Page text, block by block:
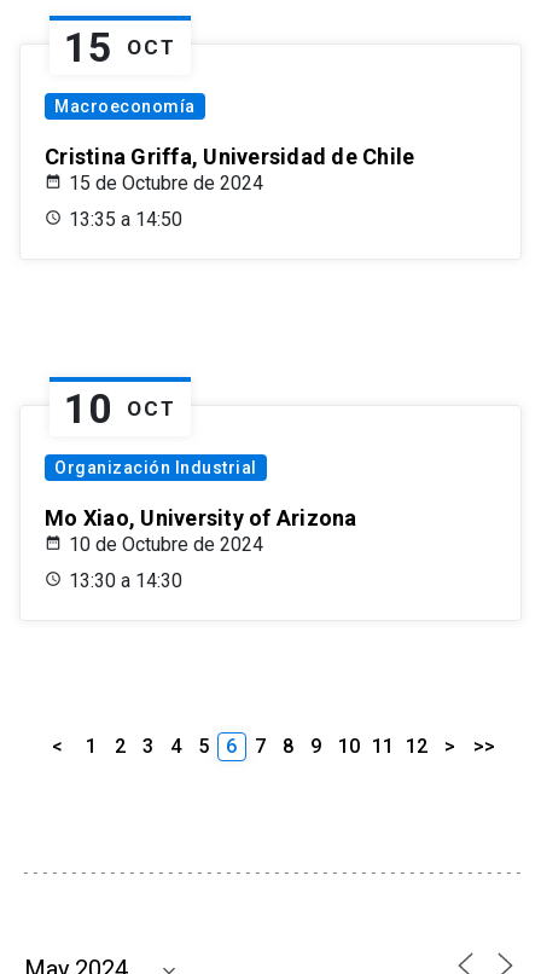
15 OCT
Macroeconomía
Cristina Griffa, Universidad de Chile
15 de Octubre de 2024
13:35 a 14:50
10 OCT
Organización Industrial
Mo Xiao, University of Arizona
10 de Octubre de 2024
13:30 a 14:30
< 1 2 3 4 5 6 7 8 9 10 11 12 > >>